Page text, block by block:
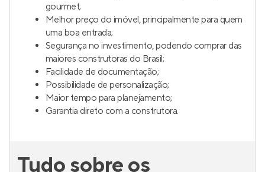
gourmet;
Melhor preço do imóvel, principalmente para quem
uma boa entrada;
Segurança no investimento, podendo comprar das
maiores construtoras do Brasil;
Facilidade de documentação;
Possibilidade de personalização;
Maior tempo para planejamento;
Garantia direto com a construtora.
Tudo sobre os